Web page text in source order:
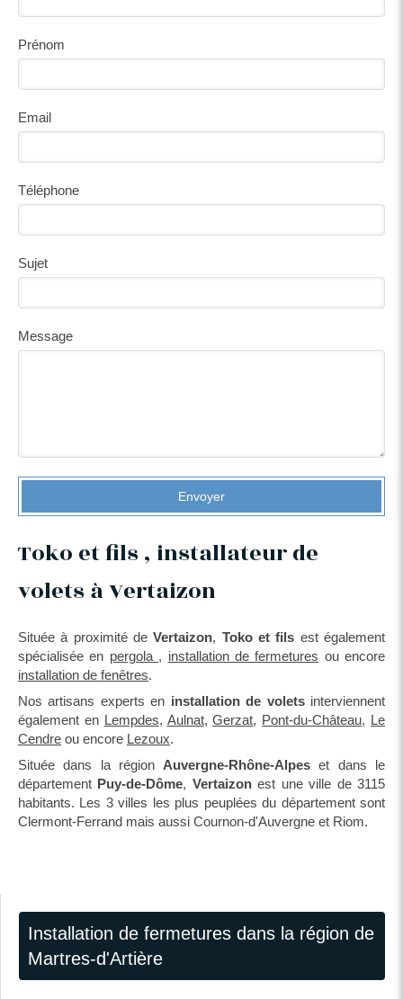
Prénom
Email
Téléphone
Sujet
Message
Envoyer
Toko et fils , installateur de
volets à Vertaizon
Située à proximité deVertaizon, Toko et fils est également
spécialisée en pergola , installation de fermetures ou encore
installation de fenêtres.
Nos artisans experts en installation de voletsinterviennent
également en Lempdes, Aulnat,Gerzat, Pont-du-Château, Le
Cendre ou encore Lezoux.
Située dans la région Auvergne-Rhône-Alpes et dans le
département Puy-de-Dôme, Vertaizonest une ville de 3115
habitants. Les 3 villes les plus peuplées du département sont
Clermont-Ferrand mais aussi Cournon-d'Auvergne et Riom.
Installation de fermetures dans la région de
Martres-d'Artière